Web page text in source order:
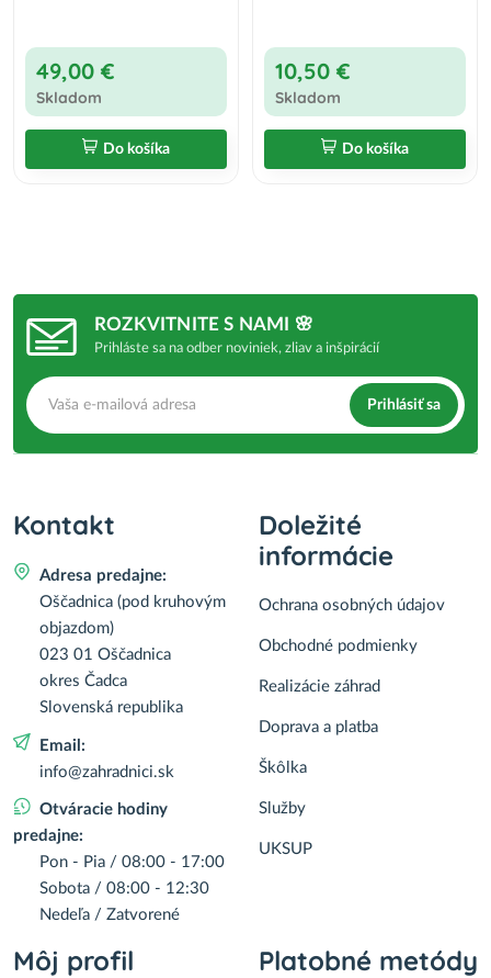
49,00 €
Skladom
Do košíka
10,50 €
Skladom
Do košíka
ROZKVITNITE S NAMI 🌸
Prihláste sa na odber noviniek, zliav a inšpirácií
Prihlásiť sa
Kontakt
Adresa predajne:
Oščadnica (pod kruhovým
objazdom)
023 01 Oščadnica
okres Čadca
Slovenská republika
Email:
info@zahradnici.sk
Otváracie hodiny
predajne:
Pon - Pia / 08:00 - 17:00
Sobota / 08:00 - 12:30
Nedeľa / Zatvorené
Doležité
informácie
Ochrana osobných údajov
Obchodné podmienky
Realizácie záhrad
Doprava a platba
Škôlka
Služby
UKSUP
Môj profil Platobné metódy